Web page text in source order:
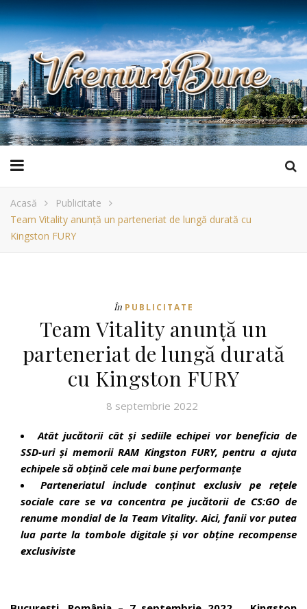
Acasă
Publicitate
Team Vitality anunță un parteneriat de lungă durată cu
Kingston FURY
În PUBLICITATE
Team Vitality anunță un
parteneriat de lungă durată
cu Kingston FURY
8 septembrie 2022
Atât jucătorii cât și sediile echipei vor beneficia de
SSD-uri și memorii RAM Kingston FURY, pentru a ajuta
echipele să obțină cele mai bune performanțe
Parteneriatul include conținut exclusiv pe rețele
sociale care se va concentra pe jucătorii de CS:GO de
renume mondial de la Team Vitality. Aici, fanii vor putea
lua parte la tombole digitale și vor obține recompense
exclusiviste